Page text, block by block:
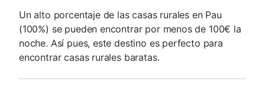
Un alto porcentaje de las casas rurales en Pau
(100%) se pueden encontrar por menos de 100€ la
noche. Así pues, este destino es perfecto para
encontrar casas rurales baratas.